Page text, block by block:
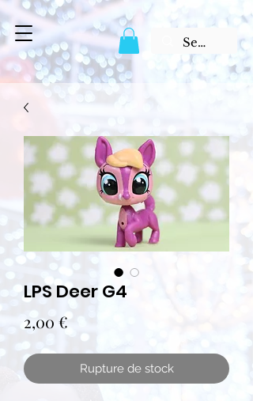
LPS Deer G4
2,00 €
Rupture de stock